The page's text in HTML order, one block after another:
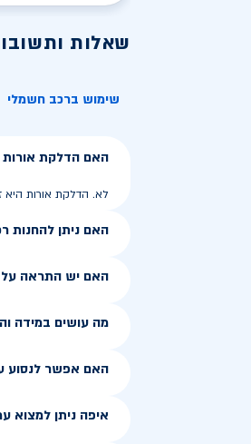
שאלות
שימוש ברכב חשמלי
האם הדלקת אורות
לא. הדלקת אורות היא
האם ניתן להחנות
האם יש התראה על
מה עושים במידה
האם אפשר לנסוע
איפה ניתן למצוא